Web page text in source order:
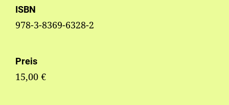
ISBN
978-3-8369-6328-2
Preis
15,00 €